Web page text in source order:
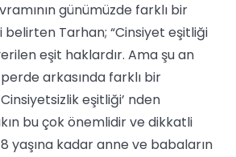
günümüzde farklı bir
Tarhan; “Cinsiyet eşitliği
eşit haklardır. Ama şu an
arkasında farklı bir
eşitliği’ nden
bu çok önemlidir ve dikkatli
yaşına kadar anne ve babaların